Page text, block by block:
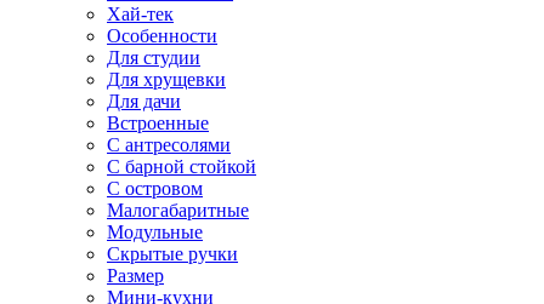
Хай-тек
Особенности
Для студии
Для хрущевки
Для дачи
Встроенные
С антресолями
С барной стойкой
С островом
Малогабаритные
Модульные
Скрытые ручки
Размер
Мини-кухни